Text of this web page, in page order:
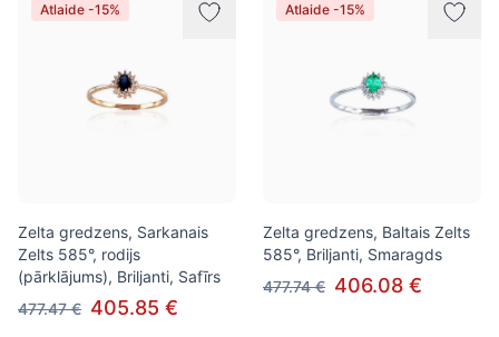
Atlaide -15%
Zelta gredzens, Sarkanais
Zelts 585°, rodijs
(pārklājums), Briljanti, Safīrs
477.47 € 405.85 €
Atlaide -15%
Zelta gredzens, Baltais Zelts
585°, Briljanti, Smaragds
477.74 € 406.08 €